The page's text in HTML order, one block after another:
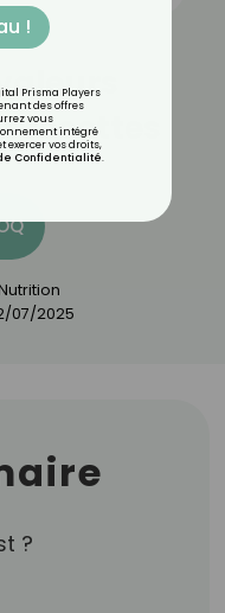
07/2025
?
!
Prisma Players
des offres
vous
intégré
exercer vos droits,
Confidentialité.